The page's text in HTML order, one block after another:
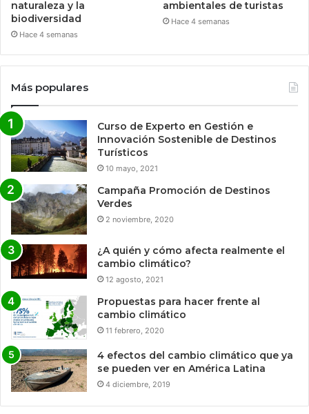
naturaleza y la
biodiversidad
Hace 4 semanas
ambientales de turistas
Hace 4 semanas
Más populares
Curso de Experto en Gestión e
Innovación Sostenible de Destinos
Turísticos
10 mayo, 2021
Campaña Promoción de Destinos
Verdes
2 noviembre, 2020
¿A quién y cómo afecta realmente el
cambio climático?
12 agosto, 2021
Propuestas para hacer frente al
cambio climático
11 febrero, 2020
4 efectos del cambio climático que ya
se pueden ver en América Latina
4 diciembre, 2019